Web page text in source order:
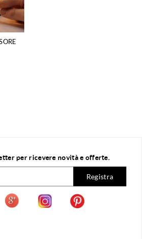
per ricevere novità e offerte.
Registra